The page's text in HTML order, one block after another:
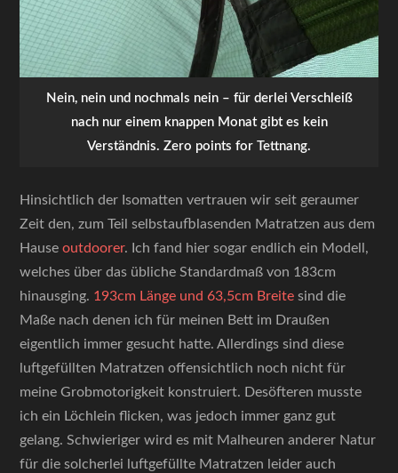
Nein, nein und nochmals nein – für derlei Verschleiß
nach nur einem knappen Monat gibt es kein
Verständnis. Zero points for Tettnang.
Hinsichtlich der Isomatten vertrauen wir seit geraumer
Zeit den, zum Teil selbstaufblasenden Matratzen aus dem
Hauseoutdoorer. Ich fand hier sogar endlich ein Modell,
welches über das übliche Standardmaß von 183cm
hinausging. 193cm Länge und 63,5cm Breite sind die
Maße nach denen ich für meinen Bett im Draußen
eigentlich immer gesucht hatte. Allerdings sind diese
luftgefüllten Matratzen offensichtlich noch nicht für
meine Grobmotorigkeit konstruiert. Desöfteren musste
ich ein Löchlein flicken, was jedoch immer ganz gut
gelang. Schwieriger wird es mit Malheuren anderer Natur
für die solcherlei luftgefüllte Matratzen leider auch